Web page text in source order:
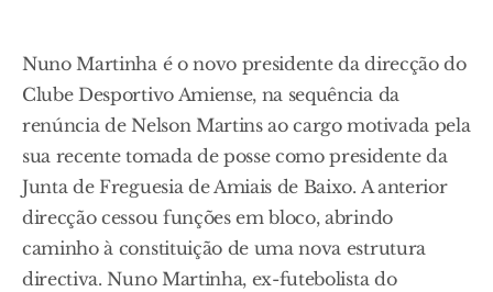
Nuno Martinha é o novo presidente da direcção do
Clube Desportivo Amiense, na sequência da
renúncia de Nelson Martins ao cargo motivada pela
sua recente tomada de posse como presidente da
Junta de Freguesia de Amiais de Baixo. A anterior
direcção cessou funções em bloco, abrindo
caminho à constituição de uma nova estrutura
directiva. Nuno Martinha, ex-futebolista do